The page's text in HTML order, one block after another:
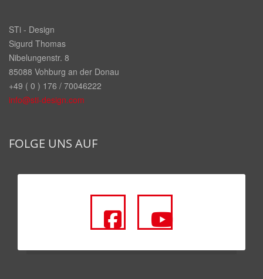
STi - Design
Sigurd Thomas
Nibelungenstr. 8
85088 Vohburg an der Donau
+49 ( 0 ) 176 / 70046222
info@sti-design.com
FOLGE UNS AUF
fa
fa-
fa
fa-